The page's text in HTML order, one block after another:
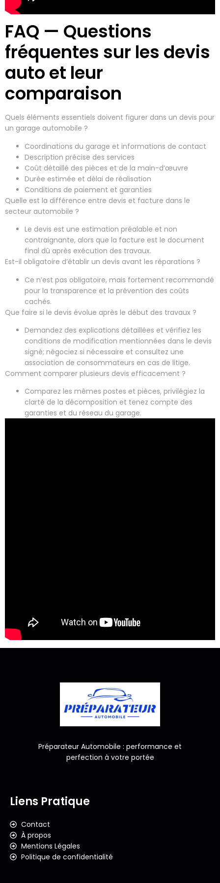
FAQ — Questions
fréquentes sur les devis
auto et leur
comparaison
Quels éléments essentiels doivent figurer dans un devis pour
un garage automobile ?
Coordinations du garage et informations de contact
Description précise des services
Coût détaillé des pièces et de la main-d’œuvre
Durée estimée et délai de réalisation
Conditions de paiement et garanties
Quelle est la différence entre devis et facture dans le
secteur automobile ?
Le devis est une estimation préalable et non
contraignante, alors que la facture est le document
final dû après exécution des travaux.
Est-il obligatoire d’établir un devis avant les réparations ?
Ce n’est pas obligatoire, mais fortement recommandé
pour la transparence et la prévention des coûts
cachés.
Que faire si le devis évolue après le début des travaux ?
Demandez des explications détaillées et vérifiez les
conditions de modification mentionnées dans le devis
signé; négociez si nécessaire et consultez une
association de consommateurs en cas de litige.
Comment comparer plusieurs devis efficacement ?
Comparez les mêmes postes et pièces, privilégiez la
clarté de la décomposition et tenez compte des
garanties et du réseau du garage.
Préparateur Automobile : performance et
perfection à votre portée
Liens Pratique
Contact
À propos
Mentions Légales
Politique de confidentialité